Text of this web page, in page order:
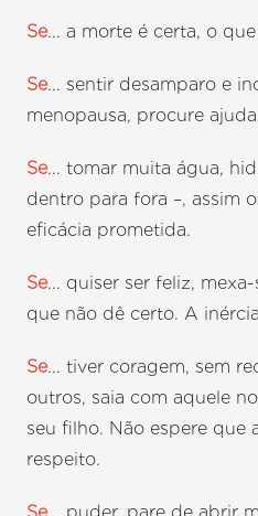
Se... a morte é certa, o
Se... sentir desamparo e
menopausa, procure
Se... tomar muita água,
dentro para fora –, assim
eficácia prometida.
Se... quiser ser feliz,
que não dê certo. A
Se... tiver coragem, sem
outros, saia com aquele
seu filho. Não espere que
respeito.